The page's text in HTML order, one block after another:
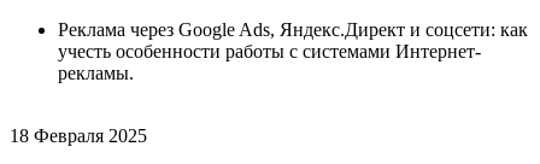
Реклама через Google Ads, Яндекс.Директ и соцсети: как
учесть особенности работы с системами Интернет-
рекламы.
18 Февраля 2025